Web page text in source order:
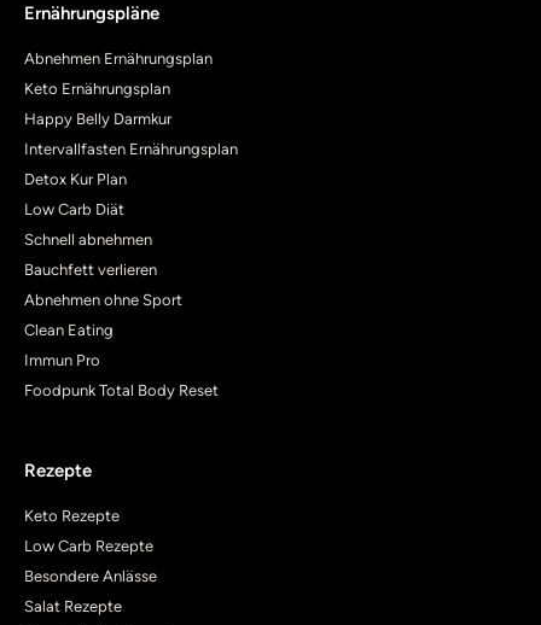
Ernährungspläne
Abnehmen Ernährungsplan
Keto Ernährungsplan
Happy Belly Darmkur
Intervallfasten Ernährungsplan
Detox Kur Plan
Low Carb Diät
Schnell abnehmen
Bauchfett verlieren
Abnehmen ohne Sport
Clean Eating
Immun Pro
Foodpunk Total Body Reset
Rezepte
Keto Rezepte
Low Carb Rezepte
Besondere Anlässe
Salat Rezepte